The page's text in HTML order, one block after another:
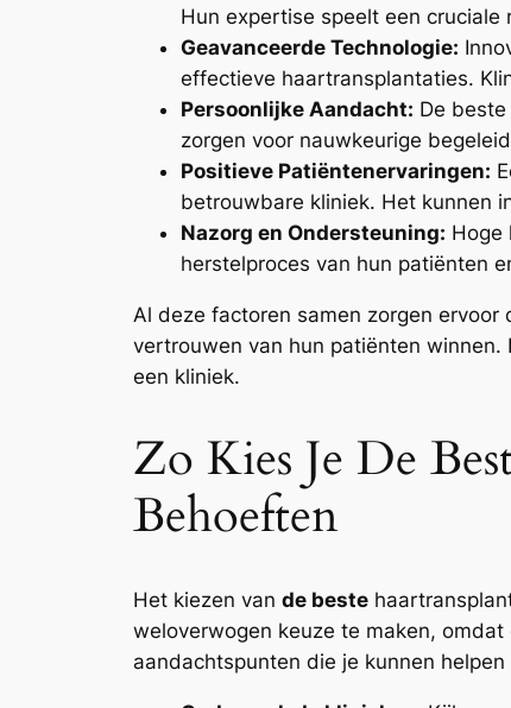
Hun expertise speelt een
Geavanceerde Technologie:
effectieve haartransplantaties.
Persoonlijke Aandacht: De
zorgen voor nauwkeurige
Positieve Patiëntenervaringen:
betrouwbare kliniek. Het kunnen
Nazorg en Ondersteuning: Hoge
herstelproces van hun patiënten
Al deze factoren samen zorgen
vertrouwen van hun patiënten
een kliniek.
Zo Kies Je De
Behoeften
Het kiezen van de beste
weloverwogen keuze te maken,
aandachtspunten die je kunnen